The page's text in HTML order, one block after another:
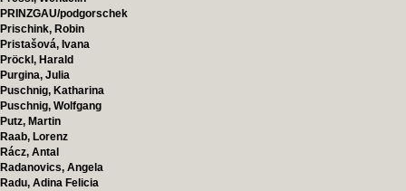
PRINZGAU/podgorschek
Prischink, Robin
Pristašová, Ivana
Pröckl, Harald
Purgina, Julia
Puschnig, Katharina
Puschnig, Wolfgang
Putz, Martin
Raab, Lorenz
Rácz, Antal
Radanovics, Angela
Radu, Adina Felicia